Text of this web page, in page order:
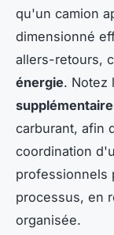
qu'un camion
dimensionné
allers-retours,
énergie. Notez
carburant, afin
coordination
professionnels
processus, en
organisée.